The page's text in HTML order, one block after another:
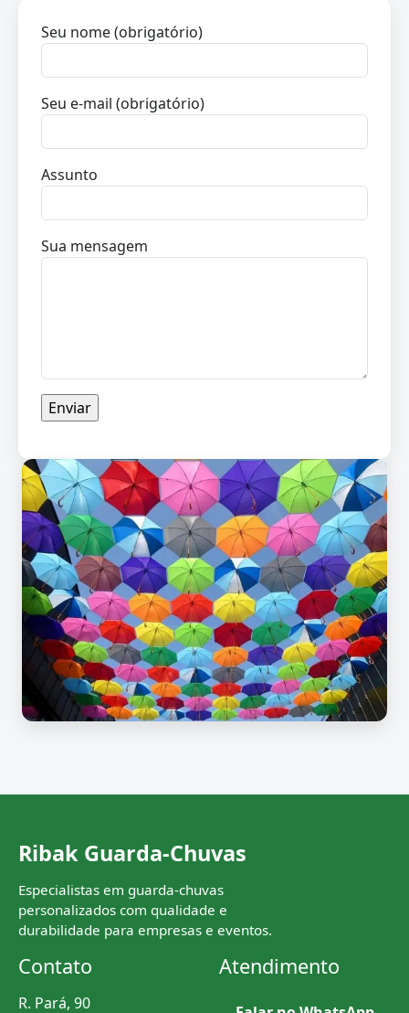
Seu nome (obrigatório)
Seu e-mail (obrigatório)
Assunto
Sua mensagem
Ribak Guarda-Chuvas
Especialistas em guarda-chuvas
personalizados com qualidade e
durabilidade para empresas e eventos.
Contato
R. Pará, 90
Atendimento